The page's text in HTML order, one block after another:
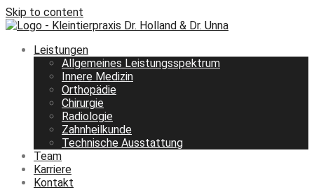
Skip to content
Leistungen
Allgemeines Leistungsspektrum
Innere Medizin
Orthopädie
Chirurgie
Radiologie
Zahnheilkunde
Technische Ausstattung
Team
Karriere
Kontakt